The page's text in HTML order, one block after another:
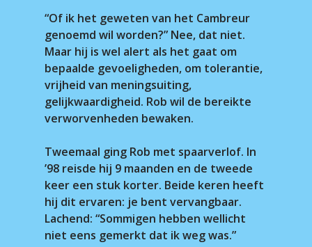
“Of ik het geweten van het Cambreur
genoemd wil worden?” Nee, dat niet.
Maar hij is wel alert als het gaat om
bepaalde gevoeligheden, om tolerantie,
vrijheid van meningsuiting,
gelijkwaardigheid. Rob wil de bereikte
verworvenheden bewaken.
Tweemaal ging Rob met spaarverlof. In
’98 reisde hij 9 maanden en de tweede
keer een stuk korter. Beide keren heeft
hij dit ervaren: je bent vervangbaar.
Lachend: “Sommigen hebben wellicht
niet eens gemerkt dat ik weg was.”